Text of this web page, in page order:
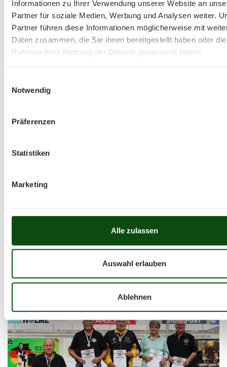
Informationen zu Ihrer Verwendung unserer Website an
Partner für soziale Medien, Werbung und Analysen weiter.
Partner führen diese Informationen möglicherweise mit
Daten zusammen, die Sie ihnen bereitgestellt haben oder
Rahmen Ihrer Nutzung der Dienste gesammelt haben.
Notwendig
Präferenzen
Statistiken
Marketing
Alle zulassen
Auswahl erlauben
Ablehnen